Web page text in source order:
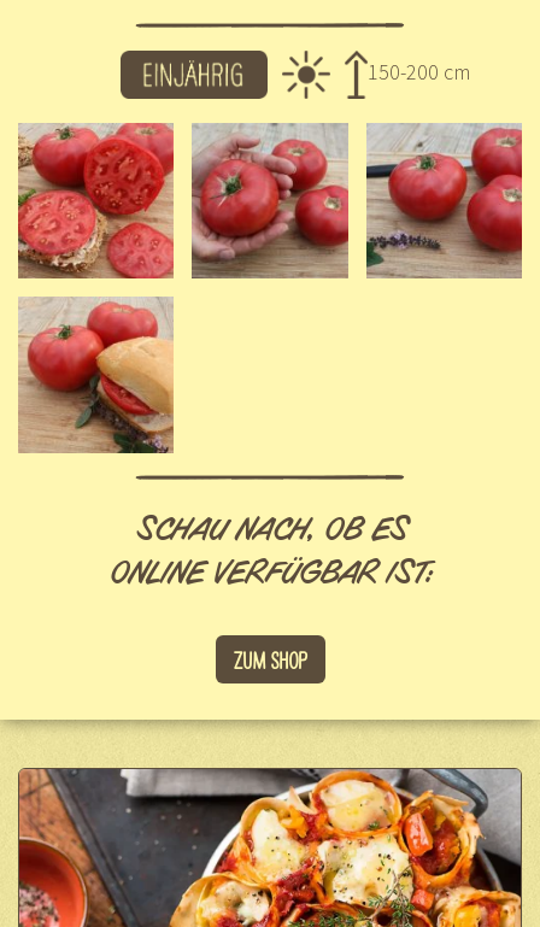
150-200 cm
SCHAU NACH, OB ES
ONLINE VERFÜGBAR IST:
Zum Shop